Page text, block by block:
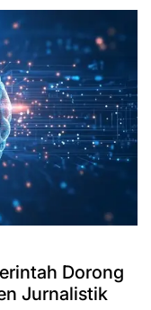
Dorong
Jurnalistik